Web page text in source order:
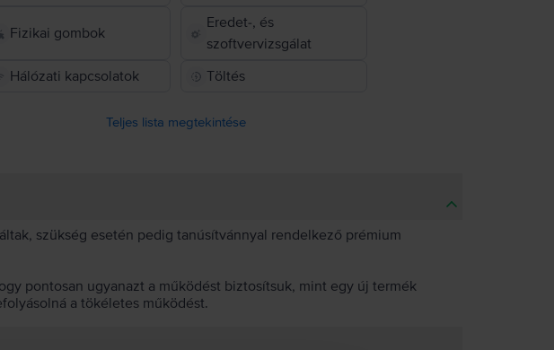
Fizikai gombok
Eredet-, és
szoftvervizsgálat
Hálózati kapcsolatok
Töltés
Teljes lista megtekintése
szükség esetén pedig tanúsítvánnyal rendelkező prémium
pontosan ugyanazt a működést biztosítsuk, mint egy új termék
a tökéletes működést.